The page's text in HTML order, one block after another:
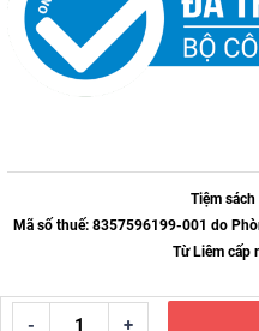
Tiệm
Mã số thuế: 8357596199-001 do
Từ Liêm cấp
- +